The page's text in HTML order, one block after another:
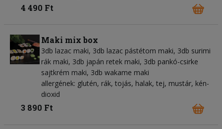
4 490 Ft
Maki mix box
3db lazac maki, 3db lazac pástétom maki, 3db surimi
rák maki, 3db japán retek maki, 3db pankó-csirke
sajtkrém maki, 3db wakame maki
allergének: glutén, rák, tojás, halak, tej, mustár, kén-
dioxid
3 890 Ft